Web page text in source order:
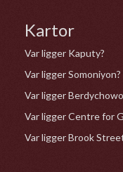
Kartor
Var ligger Kaputy?
Var ligger Somoniyon?
Var ligger
Var ligger Centre for
Var ligger Brook